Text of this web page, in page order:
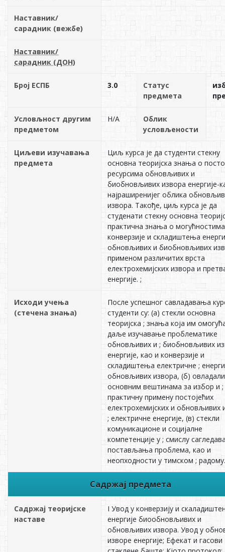
Наставник/
сарадник (вежбе)
Наставник/
сарадник (ДОН)
Број ЕСПБ 3.0
Статус
предмета
Условљност другим
предметом
Н/А
Облик
условљености
Циљеви изучавања
предмета
Циљ курса је да студенти стекну
основна теоријска знања о
ресурсима обновљивих и
биобновљивих извора енергије-
најраширенијег облика
извора. Такође, циљ курса је да
студенати стекну основна
практична знања о могућностима
конверзије и складиштења
обновљивих и биобновљивих
применом различитих врста
електрохемијских извора и
енергије. ;
Исходи учења
(стечена знања)
После успешног савладавања
студенти су: (а) стекли основна
теоријска ; знања која им
даље изучавање проблематике
обновљивих и ; биобновљивих
енергије, као и конверзије и
складиштења електричне ;
обновљивих извора, (б) овладали
основним вештинама за избор и ;
практичну примену постојећих
електрохемијских и обновљивих
; електричне енергије, (в) стекли
комуникационе и социјалне
компетенције у ; смислу
постављања проблема, као и
неопходности у тимском ;
Садржај предмета
Садржај теоријске
наставе
I Увод у конверзију и
енергије биообновљивих и
обновљивих извора. Увод у
изворе енергије; Ефекат и гасови